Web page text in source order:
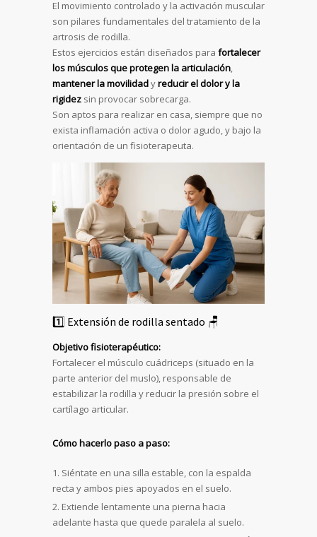
El movimiento controlado y la activación muscular
son pilares fundamentales del tratamiento de la
artrosis de rodilla.
Estos ejercicios están diseñados para fortalecer
los músculos que protegen la articulación,
mantener la movilidadyreducir el dolor y la
rigidez sin provocar sobrecarga.
Son aptos para realizar en casa, siempre que no
exista inflamación activa o dolor agudo, y bajo la
orientación de un fisioterapeuta.
1️⃣ Extensión de rodilla sentado 🪑
Objetivo fisioterapéutico:
Fortalecer el músculo cuádriceps (situado en la
parte anterior del muslo), responsable de
estabilizar la rodilla y reducir la presión sobre el
cartílago articular.
Cómo hacerlo paso a paso:
Siéntate en una silla estable, con la espalda
recta y ambos pies apoyados en el suelo.
Extiende lentamente una pierna hacia
adelante hasta que quede paralela al suelo.